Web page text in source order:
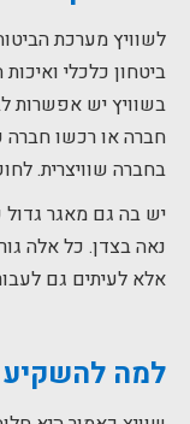
לשוויץ מערכת
ביטחון כלכלי
בשוויץ יש אפשרות
חברה או רכשו חברה
בחברה שוויצרית.
יש בה גם מאגר גדול
נאה בצדן. כל אלה
אלא לעיתים גם
למה להשקיע